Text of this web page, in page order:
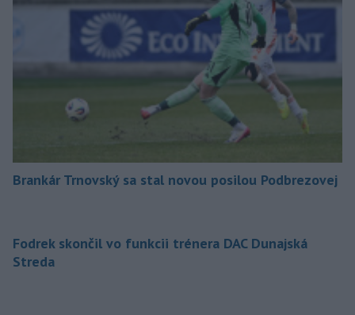
Brankár Trnovský sa stal novou posilou Podbrezovej
Fodrek skončil vo funkcii trénera DAC Dunajská
Streda